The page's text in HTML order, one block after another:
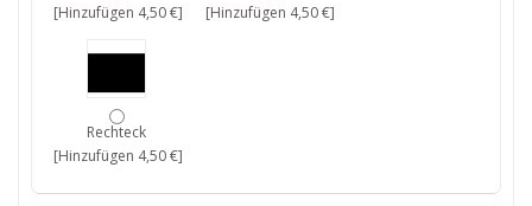
[Hinzufügen 4,50 €]
[Hinzufügen 4,50 €]
Rechteck
[Hinzufügen 4,50 €]